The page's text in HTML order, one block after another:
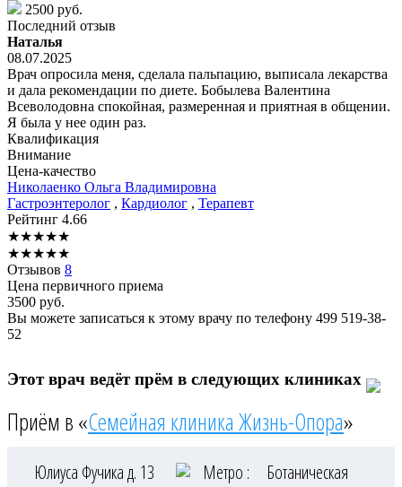
2500 руб.
Последний отзыв
Наталья
08.07.2025
Врач опросила меня, сделала пальпацию, выписала лекарства
и дала рекомендации по диете. Бобылева Валентина
Всеволодовна спокойная, размеренная и приятная в общении.
Я была у нее один раз.
Квалификация
Внимание
Цена-качество
Николаенко Ольга Владимировна
Гастроэнтеролог , Кардиолог , Терапевт
Рейтинг 4.66
★★★★★
★★★★★
Отзывов 8
Цена первичного приема
3500 руб.
Вы можете записаться к этому врачу по телефону 499 519-38-
52
Этот врач ведёт прём в следующих клиниках
Приём в «Семейная клиника Жизнь-Опора»
Юлиуса Фучика д. 13 Метро : Ботаническая